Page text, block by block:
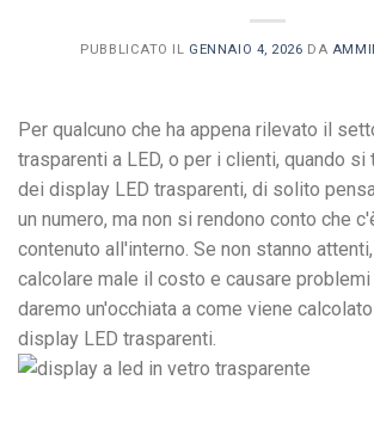
PUBBLICATO IL GENNAIO 4, 2026 DA
Per qualcuno che ha appena rilevato il
trasparenti a LED, o per i clienti, quando
dei display LED trasparenti, di solito
un numero, ma non si rendono conto che
contenuto all'interno. Se non stanno
calcolare male il costo e causare
daremo un'occhiata a come viene
display LED trasparenti.